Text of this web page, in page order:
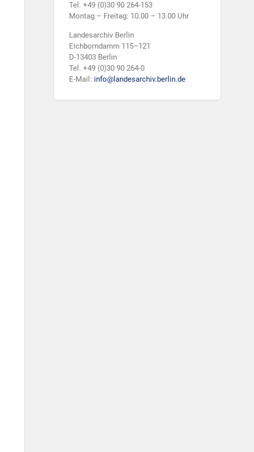
Tel. +49 (0)30 90 264-153
Montag – Freitag: 10.00 – 13.00 Uhr
Landesarchiv Berlin
Eichborndamm 115–121
D-13403 Berlin
Tel. +49 (0)30 90 264-0
E-Mail: info@landesarchiv.berlin.de